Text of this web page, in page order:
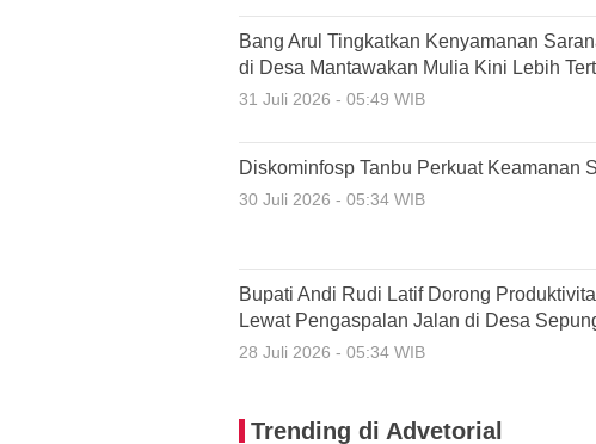
Bang Arul Tingkatkan Kenyamanan
di Desa Mantawakan Mulia Kini Lebih
31 Juli 2026 - 05:49 WIB
Diskominfosp Tanbu Perkuat Keamanan
30 Juli 2026 - 05:34 WIB
Bupati Andi Rudi Latif Dorong
Lewat Pengaspalan Jalan di Desa
28 Juli 2026 - 05:34 WIB
Trending di Advetorial